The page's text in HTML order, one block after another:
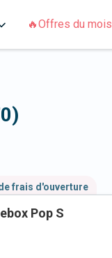
🔥Offres du mois
frais d'ouverture
Pop S